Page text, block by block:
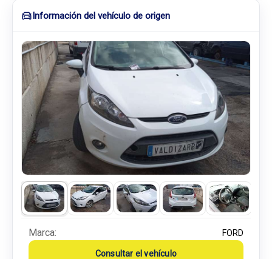
Información del vehículo de origen
Marca: FORD
Consultar el vehículo